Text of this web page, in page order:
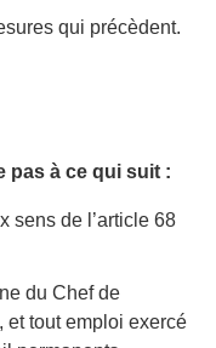
qui précèdent.
pas à ce qui suit :
sens de l’article 68
du Chef de
et tout emploi exercé